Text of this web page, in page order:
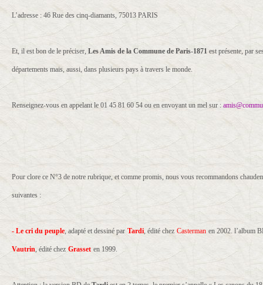
L’adresse : 46 Rue des cinq-diamants, 75013 PARIS
Et, il est bon de le préciser, Les Amis de la Commune de Paris-1871 est présente, par
départements mais, aussi, dans plusieurs pays à travers le monde.
Renseignez-vous en appelant le 01 45 81 60 54 ou en envoyant un mel sur :
Pour clore ce N°3 de notre rubrique, et comme promis, nous vous recommandons
suivantes :
- Le cri du peuple, adapté et dessiné par Tardi, édité chez Casterman en 2002. l’album
Vautrin, édité chez Grasset en 1999.